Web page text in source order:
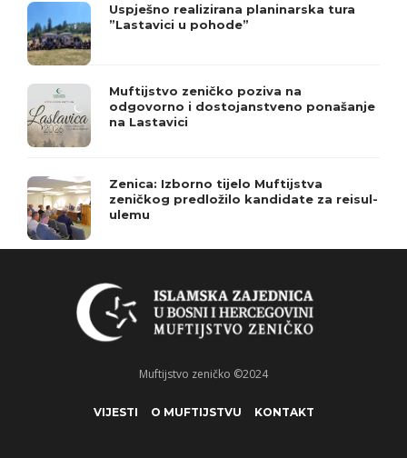
Uspješno realizirana planinarska tura
”Lastavici u pohode”
Muftijstvo zeničko poziva na
odgovorno i dostojanstveno ponašanje
na Lastavici
Zenica: Izborno tijelo Muftijstva
zeničkog predložilo kandidate za reisul-
ulemu
Muftijstvo zeničko ©2024
VIJESTI O MUFTIJSTVU KONTAKT